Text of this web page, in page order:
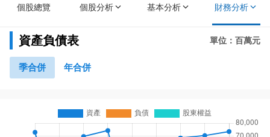
個股總覽 個股分析 基本分析 財務分析
資產負債表 單位：百萬元
季合併 年合併